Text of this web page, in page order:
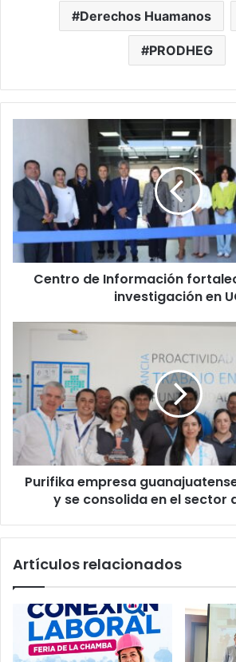
Derechos Huamanos
PRODHEG
Información
fortalece
docencia
e
investigación
en
UG
Centro de Información
investigación en
guanajuatense
gana
premios
y
se
consolida
en
Purifika empresa
y se consolida en el sector
Artículos relacionados